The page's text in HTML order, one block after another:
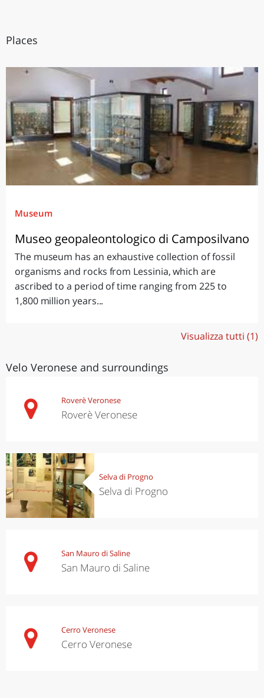
Places
Museum
Museo geopaleontologico di Camposilvano
The museum has an exhaustive collection of fossil
organisms and rocks from Lessinia, which are
ascribed to a period of time ranging from 225 to
1,800 million years...
Visualizza tutti (1)
Velo Veronese and surroundings
Roverè Veronese
Roverè Veronese
Selva di Progno
Selva di Progno
San Mauro di Saline
San Mauro di Saline
Cerro Veronese
Cerro Veronese